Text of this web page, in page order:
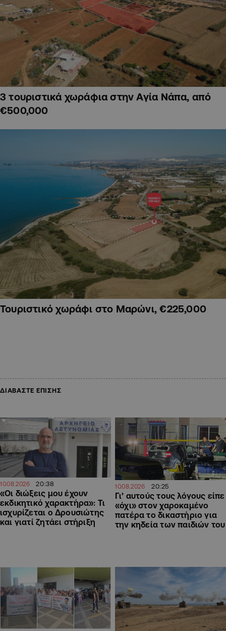
3 τουριστικά χωράφια στην Αγία Νάπα, από
€500,000
Τουριστικό χωράφι στο Μαρώνι, €225,000
ΔΙΑΒΑΣΤΕ ΕΠΙΣΗΣ
10.08.2026 20:38
«Οι διώξεις μου έχουν
εκδικητικό χαρακτήρα»: Τι
ισχυρίζεται ο Δρουσιώτης
και γιατί ζητάει στήριξη
10.08.2026 20:25
Γι’ αυτούς τους λόγους είπε
«όχι» στον χαροκαμένο
πατέρα το δικαστήριο για
την κηδεία των παιδιών του